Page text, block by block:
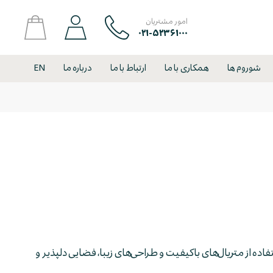
امور مشتریان
۰۲۱-۵۲۳۶۱۰۰۰
شوروم ها همکاری با ما ارتباط با ما درباره ما EN
از متریال‌های باکیفیت و طراحی‌های زیبا، فضایی دلپذیر و